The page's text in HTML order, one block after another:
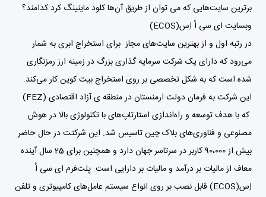
برترین سایت‌هایی که می توان از طریق آن‌ها کلود ماینینگ کرد کدامند؟
وبسایت ای سی اُ اِس(ECOS)
در رتبه اول و از بهترین سایت‌های مجاز برای استخراج ابری به شمار
می‌رود که دارای یک شرکت سرمایه گذاری بزرگ در زمینه ارز رمزنگاری
شده است که به شکل تخصصی بر روی استخراجبیت کوینکار می‌کند.
این شرکت به فرمان دولت ارمنستان در منطقه ی آزاد اقتصادی (FEZ)
که با هدف توسعه و راه‌اندازی استارتاپ‌های با تکنولوژی بالا در هوش
مصنوعی و فناوری‌های بلاک چین تاسیس شد. این شرکتت در حال حاضر
بیش از 90،000 کاربر در سرتاسر جهان دارد و همچنین برای 25 سال آینده
معاف از مالیات بر درآمد و مالیات بر دارایی است. پلت‌فرم ای سی اُ
اِس(ECOS) قابل نصب بر روی انواع سیستم عامل‌های کامپیوتری و تلفن